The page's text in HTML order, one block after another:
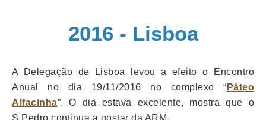
2016 - Lisboa
A Delegação de Lisboa levou a efeito o Encontro
Anual no dia 19/11/2016 no complexo “ Páteo
Alfacinha”. O dia estava excelente, mostra que o
S.Pedro continua a gostar da ARM.